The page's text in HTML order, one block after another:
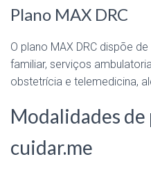
Plano MAX DRC
O plano MAX DRC dispõe
familiar, serviços
obstetrícia e telemedicina,
Modalidades de
cuidar.me